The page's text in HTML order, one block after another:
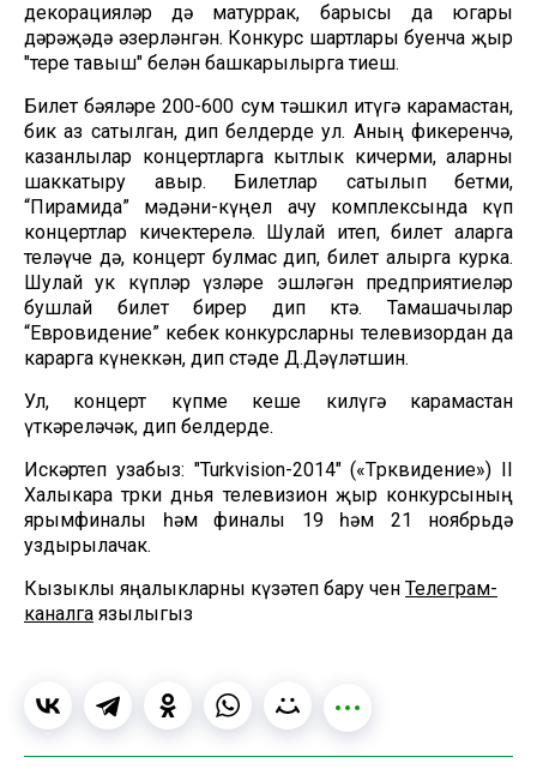
декорацияләр дә матуррак, барысы да югары
дәрәҗәдә әзерләнгән. Конкурс шартлары буенча җыр
"тере тавыш" белән башкарылырга тиеш.
Билет бәяләре 200-600 сум тәшкил итүгә карамастан,
бик аз сатылган, дип белдерде ул. Аның фикеренчә,
казанлылар концертларга кытлык кичерми, аларны
шаккатыру авыр. Билетлар сатылып бетми,
“Пирамида” мәдәни-күңел ачу комплексында күп
концертлар кичектерелә. Шулай итеп, билет аларга
теләүче дә, концерт булмас дип, билет алырга курка.
Шулай ук күпләр үзләре эшләгән предприятиеләр
бушлай билет бирер дип көтә. Тамашачылар
“Евровидение” кебек конкурсларны телевизордан да
карарга күнеккән, дип өстәде Д.Дәүләтшин.
Ул, концерт күпме кеше килүгә карамастан
үткәреләчәк, дип белдерде.
Искәртеп узабыз: "Turkvision-2014" («Төрквидение») II
Халыкара төрки дөнья телевизион җыр конкурсының
ярымфиналы һәм финалы 19 һәм 21 ноябрьдә
уздырылачак.
Кызыклы яңалыкларны күзәтеп бару өчен Телеграм-
каналга язылыгыз